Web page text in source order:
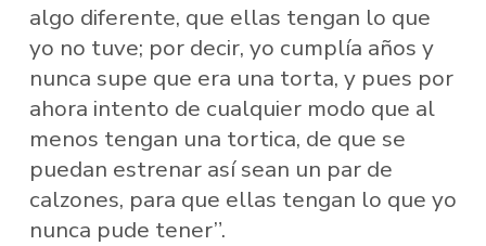
algo diferente, que ellas tengan lo que
yo no tuve; por decir, yo cumplía años y
nunca supe que era una torta, y pues por
ahora intento de cualquier modo que al
menos tengan una tortica, de que se
puedan estrenar así sean un par de
calzones, para que ellas tengan lo que yo
nunca pude tener”.